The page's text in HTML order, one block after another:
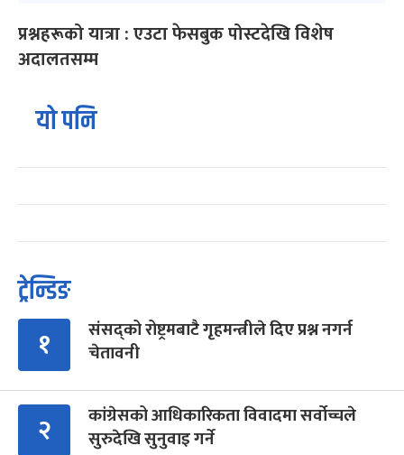
प्रश्नहरूको यात्रा : एउटा फेसबुक पोस्टदेखि विशेष
अदालतसम्म
यो पनि
ट्रेन्डिङ
१
संसद्को रोष्ट्रमबाटै गृहमन्त्रीले दिए प्रश्न नगर्न
चेतावनी
२
कांग्रेसको आधिकारिकता विवादमा सर्वोच्चले
सुरुदेखि सुनुवाइ गर्ने